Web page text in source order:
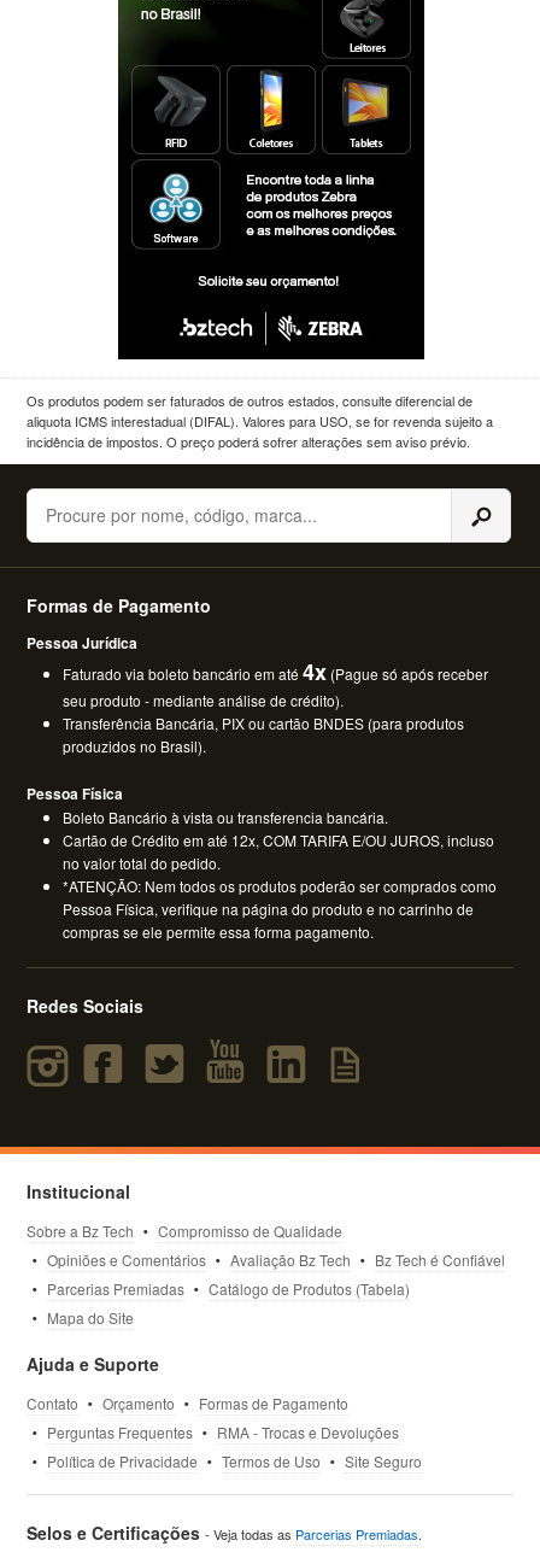
Os produtos podem ser faturados de outros estados, consulte diferencial de
aliquota ICMS interestadual (DIFAL). Valores para USO, se for revenda sujeito a
incidência de impostos. O preço poderá sofrer alterações sem aviso prévio.
Buscar
Formas de Pagamento
Pessoa Jurídica
Faturado via boleto bancário em até4x (Pague só após receber
seu produto - mediante análise de crédito).
Transferência Bancária, PIX ou cartão BNDES (para produtos
produzidos no Brasil).
Pessoa Física
Boleto Bancário à vista ou transferencia bancária.
Cartão de Crédito em até 12x, COM TARIFA E/OU JUROS, incluso
no valor total do pedido.
*ATENÇÃO: Nem todos os produtos poderão ser comprados como
Pessoa Física, verifique na página do produto e no carrinho de
compras se ele permite essa forma pagamento.
Redes Sociais
Institucional
Sobre a Bz Tech
Compromisso de Qualidade
Opiniões e Comentários
Avaliação Bz Tech
Bz Tech é Confiável
Parcerias Premiadas
Catálogo de Produtos (Tabela)
Mapa do Site
Ajuda e Suporte
Contato Orçamento
Formas de Pagamento
Perguntas Frequentes
RMA - Trocas e Devoluções
Política de Privacidade
Termos de Uso Site Seguro
Selos e Certificações- Veja todas as Parcerias Premiadas.